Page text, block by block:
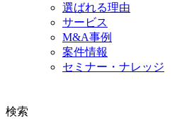
選ばれる理由
サービス
M&A事例
案件情報
セミナー・ナレッジ
検索